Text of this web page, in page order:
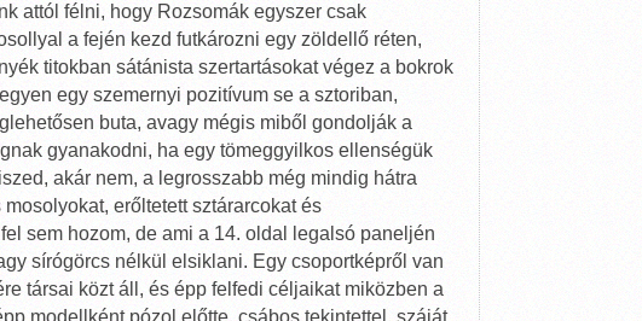
attól félni, hogy Rozsomák egyszer csak
a fején kezd futkározni egy zöldellő réten,
titokban sátánista szertartásokat végez a bokrok
egy szemernyi pozitívum se a sztoriban,
buta, avagy mégis miből gondolják a
gyanakodni, ha egy tömeggyilkos ellenségük
akár nem, a legrosszabb még mindig hátra
erőltetett sztárarcokat és
sem hozom, de ami a 14. oldal legalsó paneljén
sírógörcs nélkül elsiklani. Egy csoportképről van
társai közt áll, és épp felfedi céljaikat miközben a
modellként pózol előtte, csábos tekintettel, száját